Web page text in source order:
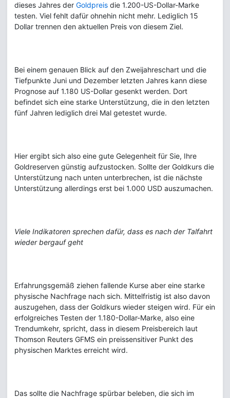
dieses Jahres der Goldpreis die 1.200-US-Dollar-Marke
testen. Viel fehlt dafür ohnehin nicht mehr. Lediglich 15
Dollar trennen den aktuellen Preis von diesem Ziel.
Bei einem genauen Blick auf den Zweijahreschart und die
Tiefpunkte Juni und Dezember letzten Jahres kann diese
Prognose auf 1.180 US-Dollar gesenkt werden. Dort
befindet sich eine starke Unterstützung, die in den letzten
fünf Jahren lediglich drei Mal getestet wurde.
Hier ergibt sich also eine gute Gelegenheit für Sie, Ihre
Goldreserven günstig aufzustocken. Sollte der Goldkurs die
Unterstützung nach unten unterbrechen, ist die nächste
Unterstützung allerdings erst bei 1.000 USD auszumachen.
Viele Indikatoren sprechen dafür, dass es nach der Talfahrt
wieder bergauf geht
Erfahrungsgemäß ziehen fallende Kurse aber eine starke
physische Nachfrage nach sich. Mittelfristig ist also davon
auszugehen, dass der Goldkurs wieder steigen wird. Für ein
erfolgreiches Testen der 1.180-Dollar-Marke, also eine
Trendumkehr, spricht, dass in diesem Preisbereich laut
Thomson Reuters GFMS ein preissensitiver Punkt des
physischen Marktes erreicht wird.
Das sollte die Nachfrage spürbar beleben, die sich im